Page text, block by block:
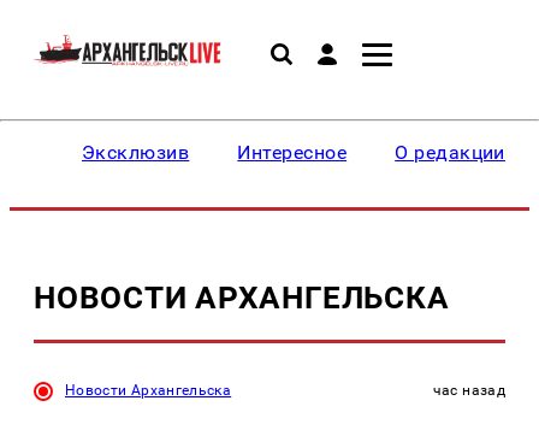
Эксклюзив Интересное О редакции
НОВОСТИ АРХАНГЕЛЬСКА
Новости Архангельска час назад